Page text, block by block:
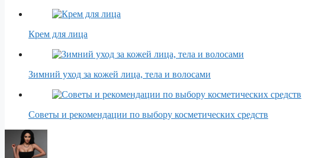
Крем для лица
Зимний уход за кожей лица, тела и волосами
Советы и рекомендации по выбору косметических средств